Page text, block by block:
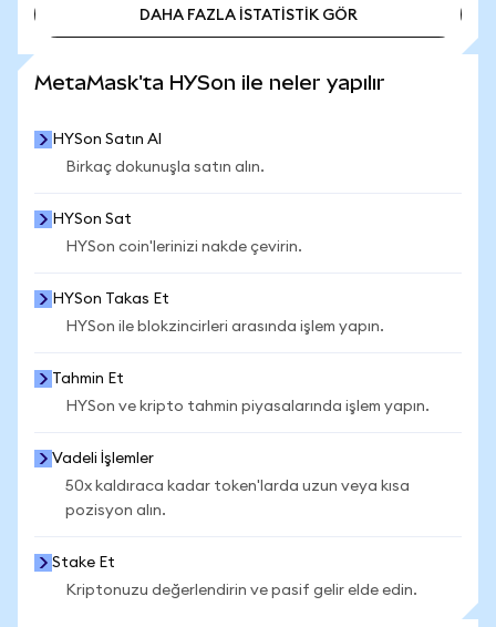
DAHA FAZLA İSTATİSTİK GÖR
MetaMask'ta HYSon ile neler yapılır
HYSon Satın Al
Birkaç dokunuşla satın alın.
HYSon Sat
HYSon coin'lerinizi nakde çevirin.
HYSon Takas Et
HYSon ile blokzincirleri arasında işlem yapın.
Tahmin Et
HYSon ve kripto tahmin piyasalarında işlem yapın.
Vadeli İşlemler
50x kaldıraca kadar token'larda uzun veya kısa
pozisyon alın.
Stake Et
Kriptonuzu değerlendirin ve pasif gelir elde edin.